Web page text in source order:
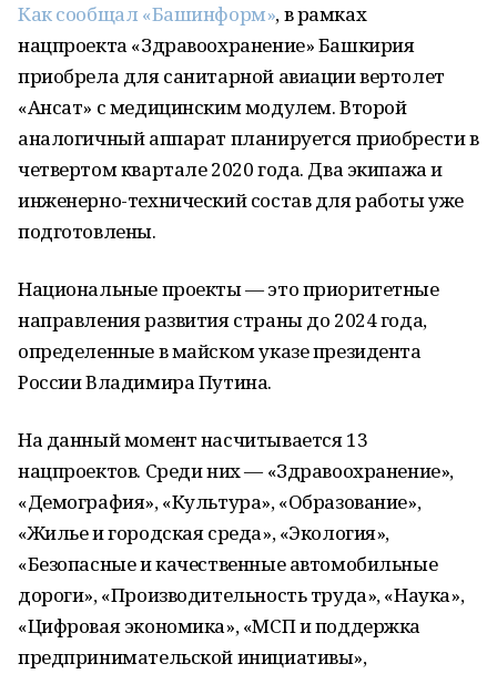
Как сообщал «Башинформ», в рамках
нацпроекта «Здравоохранение» Башкирия
приобрела для санитарной авиации вертолет
«Ансат» с медицинским модулем. Второй
аналогичный аппарат планируется приобрести в
четвертом квартале 2020 года. Два экипажа и
инженерно-технический состав для работы уже
подготовлены.
Национальные проекты — это приоритетные
направления развития страны до 2024 года,
определенные в майском указе президента
России Владимира Путина.
На данный момент насчитывается 13
нацпроектов. Среди них — «Здравоохранение»,
«Демография», «Культура», «Образование»,
«Жилье и городская среда», «Экология»,
«Безопасные и качественные автомобильные
дороги», «Производительность труда», «Наука»,
«Цифровая экономика», «МСП и поддержка
предпринимательской инициативы»,